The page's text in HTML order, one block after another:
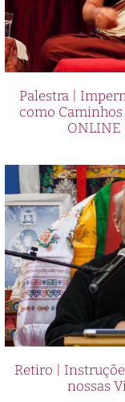
Palestra |
como Caminhos
ONLINE
Retiro |
nossas